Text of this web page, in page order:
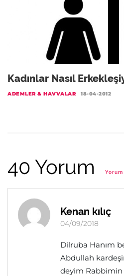
Kadınlar Nasıl
ADEMLER & HAVVALAR 18-04-2012
40 Yorum Yorum
Kenan kılıç
04/09/2018
Dilruba Hanım
Abdullah
deyim Rabbimin